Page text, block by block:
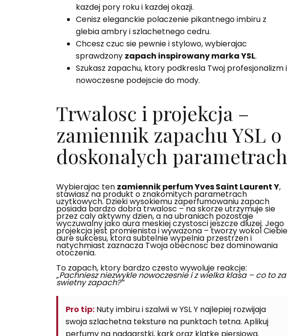
kazdej pory roku i kazdej okazji.
Cenisz eleganckie polaczenie pikantnego imbiru z
glebia ambry i szlachetnego cedru.
Chcesz czuc sie pewnie i stylowo, wybierajac
sprawdzony zapach inspirowany marka YSL.
Szukasz zapachu, ktory podkresla Twoj profesjonalizm i
nowoczesne podejscie do mody.
Trwalosc i projekcja –
zamiennik zapachu YSL o
doskonalych parametrach
Wybierajac ten zamiennik perfum Yves Saint Laurent Y,
stawiasz na produkt o znakomitych parametrach
uzytkowych. Dzieki wysokiemu zaperfumowaniu zapach
posiada bardzo dobra trwalosc – na skorze utrzymuje sie
przez caly aktywny dzien, a na ubraniach pozostaje
wyczuwalny jako aura meskiej czystosci jeszcze dluzej. Jego
projekcja jest promienista i wywazona – tworzy wokol Ciebie
aure sukcesu, ktora subtelnie wypelnia przestrzen i
natychmiast zaznacza Twoja obecnosc bez dominowania
otoczenia.
To zapach, ktory bardzo czesto wywoluje reakcje:
„Pachniesz niezwykle nowoczesnie i z wielka klasa – co to za
swietny zapach?”
Pro tip:Nuty imbiru i szalwii w YSL Y najlepiej rozwijaja
swoja szlachetna teksture na punktach tetna. Aplikuj